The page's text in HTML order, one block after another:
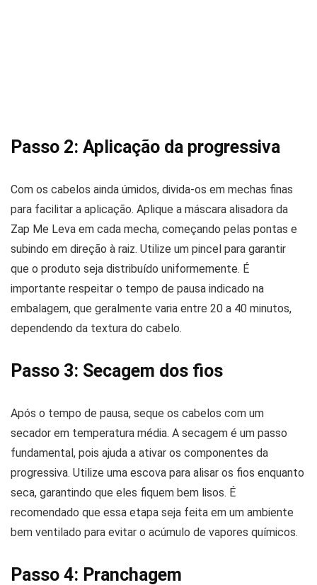
Passo 2: Aplicação da progressiva
Com os cabelos ainda úmidos, divida-os em mechas finas
para facilitar a aplicação. Aplique a máscara alisadora da
Zap Me Leva em cada mecha, começando pelas pontas e
subindo em direção à raiz. Utilize um pincel para garantir
que o produto seja distribuído uniformemente. É
importante respeitar o tempo de pausa indicado na
embalagem, que geralmente varia entre 20 a 40 minutos,
dependendo da textura do cabelo.
Passo 3: Secagem dos fios
Após o tempo de pausa, seque os cabelos com um
secador em temperatura média. A secagem é um passo
fundamental, pois ajuda a ativar os componentes da
progressiva. Utilize uma escova para alisar os fios enquanto
seca, garantindo que eles fiquem bem lisos. É
recomendado que essa etapa seja feita em um ambiente
bem ventilado para evitar o acúmulo de vapores químicos.
Passo 4: Pranchagem